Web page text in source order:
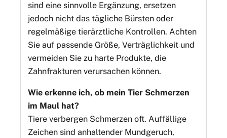
sind eine sinnvolle Ergänzung, ersetzen
jedoch nicht das tägliche Bürsten oder
regelmäßige tierärztliche Kontrollen. Achten
Sie auf passende Größe, Verträglichkeit und
vermeiden Sie zu harte Produkte, die
Zahnfrakturen verursachen können.
Wie erkenne ich, ob mein Tier Schmerzen
im Maul hat?
Tiere verbergen Schmerzen oft. Auffällige
Zeichen sind anhaltender Mundgeruch,